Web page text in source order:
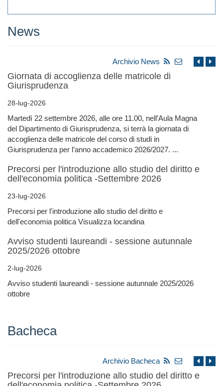
News
Archivio News
Giornata di accoglienza delle matricole di
Giurisprudenza
28-lug-2026
Martedì 22 settembre 2026, alle ore 11.00, nell’Aula Magna
del Dipartimento di Giurisprudenza, si terrà la giornata di
accoglienza delle matricole del corso di studi in
Giurisprudenza per l’anno accademico 2026/2027. ...
Precorsi per l'introduzione allo studio del diritto e
dell'economia politica -Settembre 2026
23-lug-2026
Precorsi per l'introduzione allo studio del diritto e
dell'economia politica Visualizza locandina
Avviso studenti laureandi - sessione autunnale
2025/2026 ottobre
2-lug-2026
Avviso studenti laureandi - sessione autunnale 2025/2026
ottobre
Bacheca
Archivio Bacheca
Precorsi per l'introduzione allo studio del diritto e